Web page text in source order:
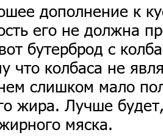
дополнение к
его не должна
бутерброд с
что колбаса не
слишком мало
жира. Лучше
мяска.